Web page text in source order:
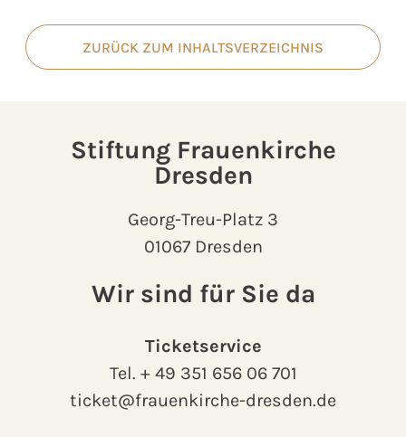
ZURÜCK ZUM INHALTSVERZEICHNIS
Stiftung Frauenkirche
Dresden
Georg-Treu-Platz 3
01067 Dresden
Wir sind für Sie da
Ticketservice
Tel. + 49 351 656 06 701
ticket@frauenkirche-dresden.de